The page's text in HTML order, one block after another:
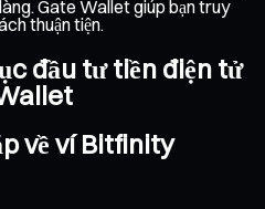
Gate Wallet giúp bạn truy
thuận tiện.
đầu tư tiền điện tử
về ví Bitfinity